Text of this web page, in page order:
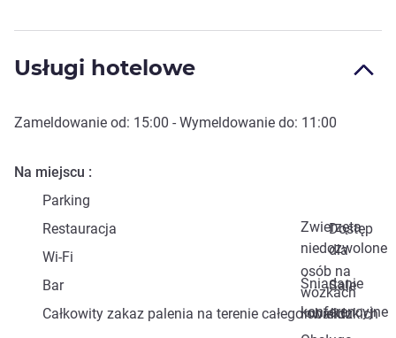
Usługi hotelowe
Zameldowanie od: 15:00 - Wymeldowanie do: 11:00
Na miejscu
Parking
Zwierzęta
niedozwolone
Restauracja
Dostęp
dla
osób na
wózkach
inwalidzkich
Wi-Fi
Śniadanie
Bar
Sale
konferencyjne
Całkowity zakaz palenia na terenie całego obiektu